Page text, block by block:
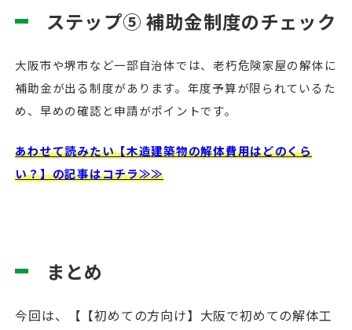
ステップ⑤ 補助金制度のチェック
大阪市や堺市など一部自治体では、老朽危険家屋の解体に
補助金が出る制度があります。年度予算が限られているた
め、早めの確認と申請がポイントです。
あわせて読みたい【木造建築物の解体費用はどのくら
い？】の記事はコチラ≫≫
まとめ
今回は、【【初めての方向け】大阪で初めての解体工